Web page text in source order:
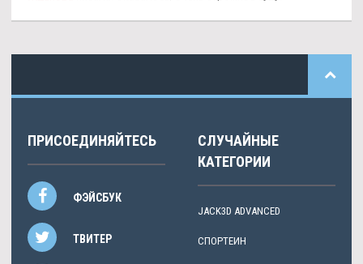
ПРИСОЕДИНЯЙТЕСЬ
ФЭЙСБУК
ТВИТЕР
СЛУЧАЙНЫЕ
КАТЕГОРИИ
JACK3D ADVANCED
СПОРТЕИН